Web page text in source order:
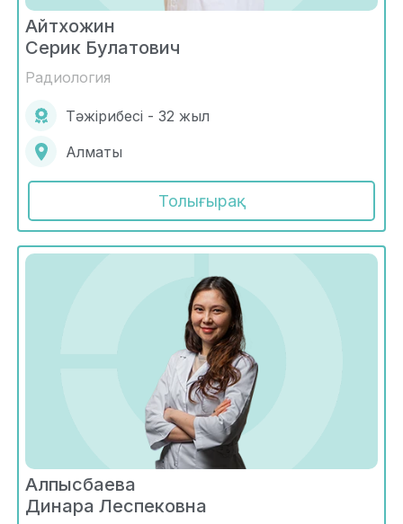
Айтхожин
Серик Булатович
Радиология
Тәжірибесі - 32 жыл
Алматы
Толығырақ
Алпысбаева
Динара Леспековна